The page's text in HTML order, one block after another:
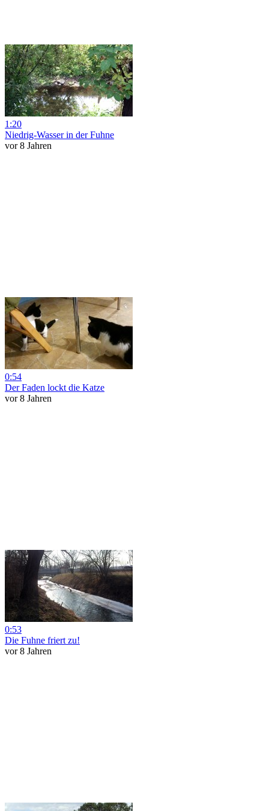
1:20
Niedrig-Wasser in der Fuhne
vor 8 Jahren
0:54
Der Faden lockt die Katze
vor 8 Jahren
0:53
Die Fuhne friert zu!
vor 8 Jahren